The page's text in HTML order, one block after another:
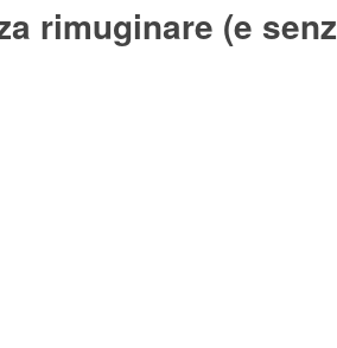
rimuginare (e